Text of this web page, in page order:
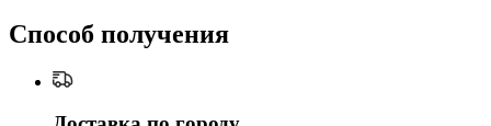
Способ получения